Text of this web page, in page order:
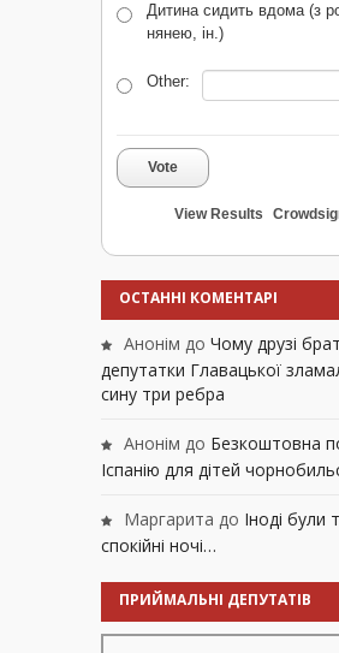
Дитина сидить вдома (з
нянею, ін.)
Other:
Vote
View Results
ОСТАННІ КОМЕНТАРІ
Анонім до Чому друзі
депутатки Главацької
сину три ребра
Анонім до Безкоштовна
Іспанію для дітей
Маргарита до Іноді були
спокійні ночі…
ПРИЙМАЛЬНІ ДЕПУТАТІВ